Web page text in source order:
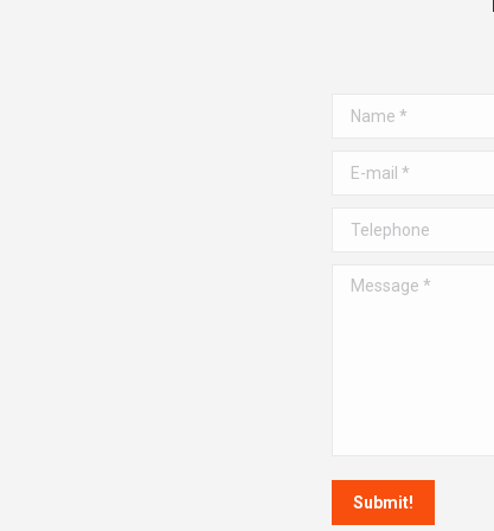
Name *
E-mail *
Telephone
Message *
Submit!